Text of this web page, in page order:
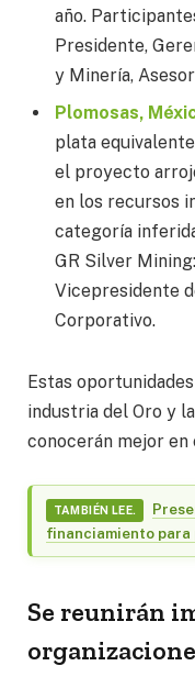
año.
Presidente,
y Minería,
Plomosas,
plata
el proyecto
en los recursos
categoría
GR Silver
Vicepresidente
Corporativo.
Estas
industria del Oro y
conocerán mejor en
TAMBIÉN LEE.
financiamiento para
Se reunirán